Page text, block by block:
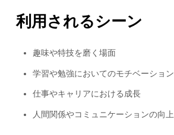
利用されるシーン
趣味や特技を磨く場面
学習や勉強においてのモチベーション
仕事やキャリアにおける成長
人間関係やコミュニケーションの向上